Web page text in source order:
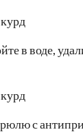
в воде,
с